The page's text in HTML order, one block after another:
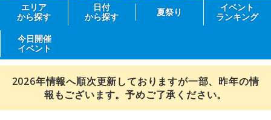
エリア
から探す
日付
から探す
夏祭り
イベント
ランキング
今日開催
イベント
2026年情報へ順次更新しておりますが一部、昨年の情
報もございます。予めご了承ください。